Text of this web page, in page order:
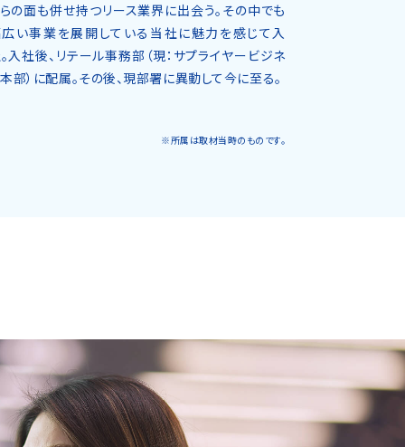
の面も併せ持つリース業界に出会う。その中でも
い事業を展開している当社に魅力を感じて入
入社後、リテール事務部（現：サプライヤービジネ
部）に配属。その後、現部署に異動して今に至る。
※所属は取材当時のものです。